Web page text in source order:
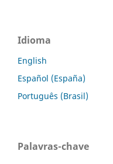
Idioma
English
Español (España)
Português (Brasil)
Palavras-chave